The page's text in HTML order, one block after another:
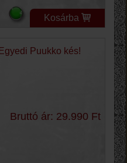
Kosárba
Egyedi Puukko kés!
Bruttó ár: 29.990 Ft